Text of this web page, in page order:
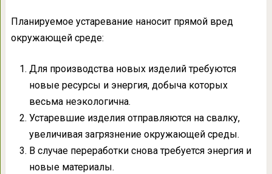
Планируемое устаревание наносит прямой вред
окружающей среде:
Для производства новых изделий требуются
новые ресурсы и энергия, добыча которых
весьма неэкологична.
Устаревшие изделия отправляются на свалку,
увеличивая загрязнение окружающей среды.
В случае переработки снова требуется энергия и
новые материалы.